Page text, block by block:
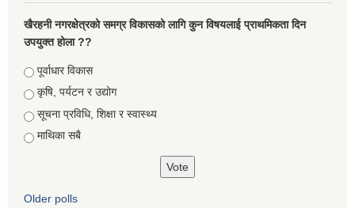
खैरहनी नगरक्षेत्रको समग्र विकासको लागि कुन विषयलाई प्राथमिकता दिन
उपयुक्त होला ??
Choices
पूर्वाधार विकास
कृषि, पर्यटन र उद्योग
सूचना प्रविधि, शिक्षा र स्वास्थ्य
माथिका सबै
Older polls